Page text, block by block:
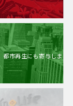
都市再生にも寄与しま